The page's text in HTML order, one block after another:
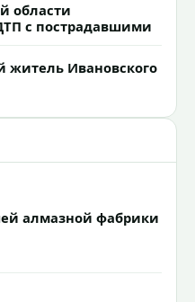
области
с пострадавшими
житель Ивановского
алмазной фабрики